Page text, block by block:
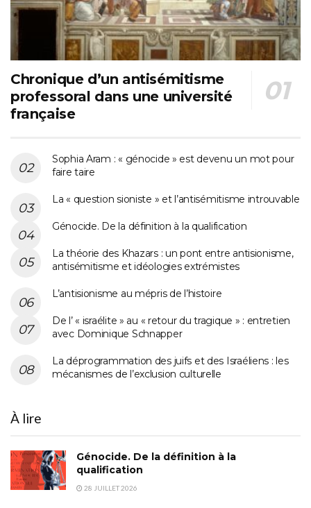
Chronique d’un antisémitisme
professoral dans une université
française
Sophia Aram : « génocide » est devenu un mot pour
faire taire
La « question sioniste » et l’antisémitisme introuvable
Génocide. De la définition à la qualification
La théorie des Khazars : un pont entre antisionisme,
antisémitisme et idéologies extrémistes
L’antisionisme au mépris de l’histoire
De l’ « israélite » au « retour du tragique » : entretien
avec Dominique Schnapper
La déprogrammation des juifs et des Israéliens : les
mécanismes de l’exclusion culturelle
À lire
Génocide. De la définition à la
qualification
28 JUILLET 2026